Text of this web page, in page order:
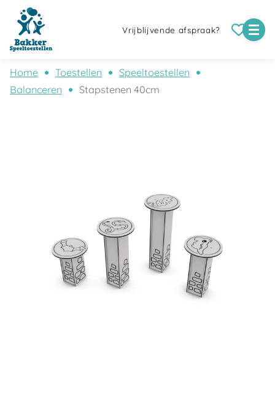
Vrijblijvende afspraak?
Home Toestellen
Speeltoestellen
Balanceren
Stapstenen 40cm